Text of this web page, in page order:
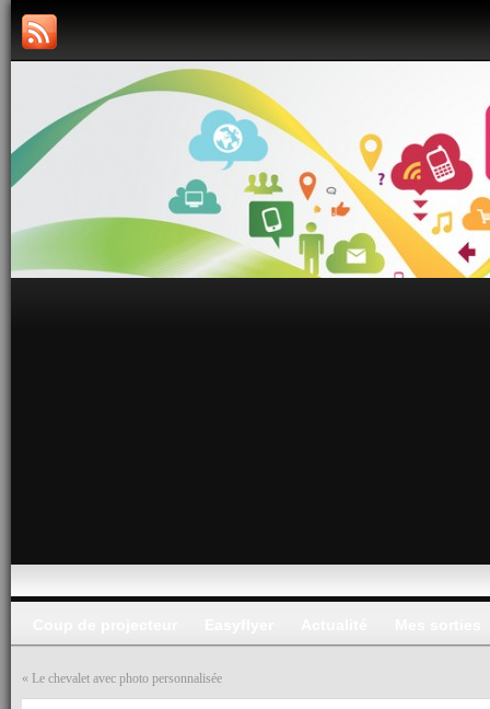
« Le chevalet avec photo personnalisée